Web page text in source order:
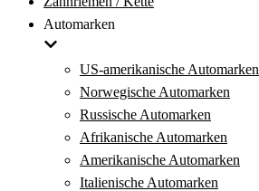
Automarken
US-amerikanische Automarken
Norwegische Automarken
Russische Automarken
Afrikanische Automarken
Amerikanische Automarken
Italienische Automarken